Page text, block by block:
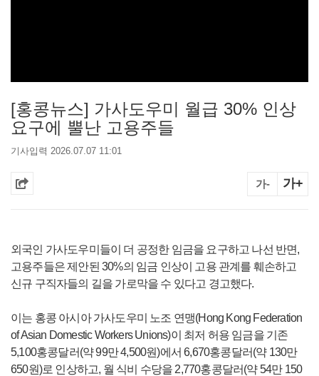
[홍콩뉴스] 가사도우미 월급 30% 인상
요구에 뿔난 고용주들
기사입력 2026.07.07 11:01
가- 가+
외국인 가사도우미들이 더 공정한 임금을 요구하고 나선 반면,
고용주들은 제안된 30%의 임금 인상이 고용 관계를 훼손하고
신규 구직자들의 길을 가로막을 수 있다고 경고했다.
이는 홍콩 아시아 가사도우미 노조 연맹(Hong Kong Federation
of Asian Domestic Workers Unions)이 최저 허용 임금을 기존
5,100홍콩달러(약 99만 4,500원)에서 6,670홍콩달러(약 130만
650원)로 인상하고, 월 식비 수당을 2,770홍콩달러(약 54만 150